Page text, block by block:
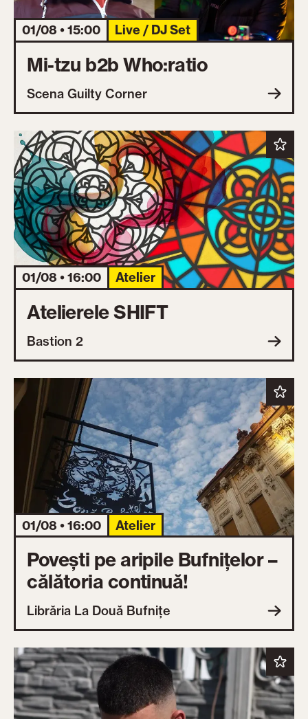
01/08 • 15:00 Live / DJ Set
Mi-tzu b2b Who:ratio
Scena Guilty Corner
01/08 • 16:00 Atelier
Atelierele SHIFT
Bastion 2
01/08 • 16:00 Atelier
Povești pe aripile Bufnițelor –
călătoria continuă!
Librăria La Două Bufnițe